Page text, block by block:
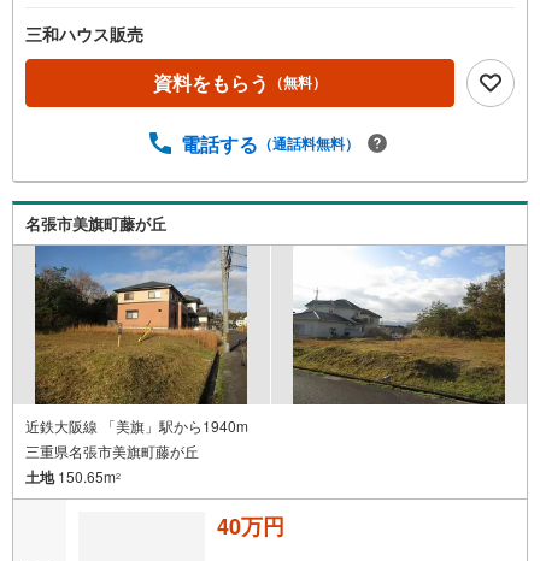
三和ハウス販売
資料をもらう （無料）
電話する （通話料無料）
名張市美旗町藤が丘
近鉄大阪線 「美旗」駅から1940m
三重県名張市美旗町藤が丘
土地150.65m2
40万円